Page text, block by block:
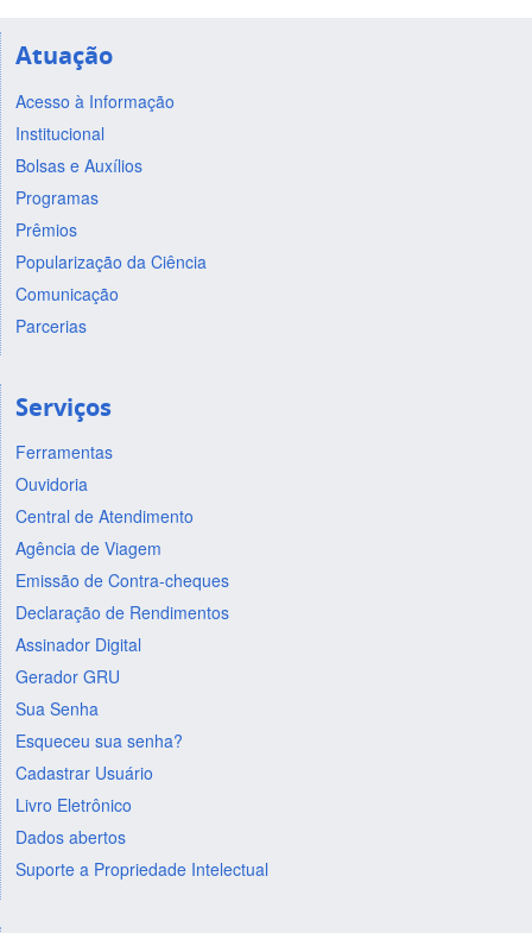
Atuação
Acesso à Informação
Institucional
Bolsas e Auxílios
Programas
Prêmios
Popularização da Ciência
Comunicação
Parcerias
Serviços
Ferramentas
Ouvidoria
Central de Atendimento
Agência de Viagem
Emissão de Contra-cheques
Declaração de Rendimentos
Assinador Digital
Gerador GRU
Sua Senha
Esqueceu sua senha?
Cadastrar Usuário
Livro Eletrônico
Dados abertos
Suporte a Propriedade Intelectual